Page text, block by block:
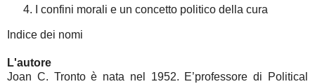
I confini morali e un concetto politico della cura
Indice dei nomi
L'autore
Joan C. Tronto è nata nel 1952. E’professore di Political